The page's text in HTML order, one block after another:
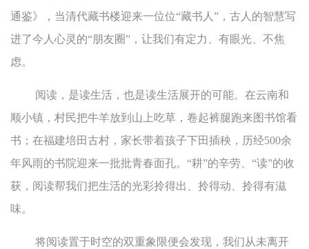
通鉴》，当清代藏书楼迎来一位位“藏书人”，古人的智慧写
进了今人心灵的“朋友圈”，让我们有定力、有眼光、不焦
虑。
阅读，是读生活，也是读生活展开的可能。在云南和
顺小镇，村民把牛羊放到山上吃草，卷起裤腿跑来图书馆看
书；在福建培田古村，家长带着孩子下田插秧，历经500余
年风雨的书院迎来一批批青春面孔。“耕”的辛劳、“读”的收
获，阅读帮我们把生活的光彩拎得出、拎得动、拎得有滋
味。
将阅读置于时空的双重象限便会发现，我们从未离开